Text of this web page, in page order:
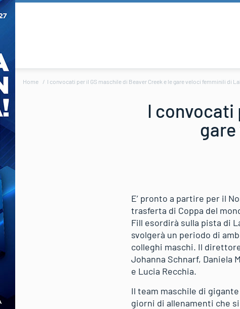
Home I convocati per il GS maschile di Beaver Creek e le gare veloci femminili di
I convocati
E’ pronto a partire per il
trasferta di Coppa del
Fill esordirà sulla pista di
svolgerà un periodo di
colleghi maschi. Il
Johanna Schnarf, Daniela
e Lucia Recchia.
Il team maschile di
giorni di allenamenti che